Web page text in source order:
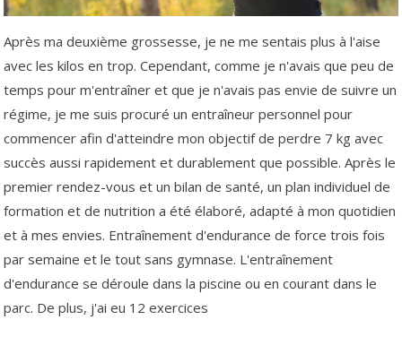
Après ma deuxième grossesse, je ne me sentais plus à l'aise
avec les kilos en trop. Cependant, comme je n'avais que peu de
temps pour m'entraîner et que je n'avais pas envie de suivre un
régime, je me suis procuré un entraîneur personnel pour
commencer afin d'atteindre mon objectif de perdre 7 kg avec
succès aussi rapidement et durablement que possible. Après le
premier rendez-vous et un bilan de santé, un plan individuel de
formation et de nutrition a été élaboré, adapté à mon quotidien
et à mes envies. Entraînement d'endurance de force trois fois
par semaine et le tout sans gymnase. L'entraînement
d'endurance se déroule dans la piscine ou en courant dans le
parc. De plus, j'ai eu 12 exercices